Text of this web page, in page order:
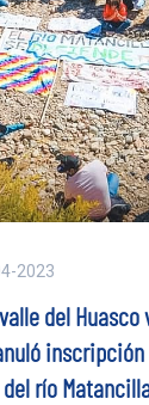
2023
del Huasco
inscripción
río